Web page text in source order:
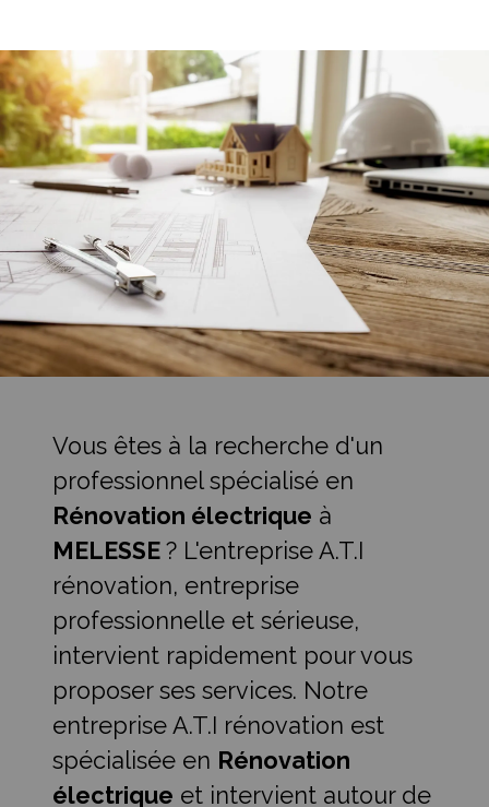
Vous êtes à la recherche d'un
professionnel spécialisé en
Rénovation électrique à
MELESSE ? L'entreprise A.T.I
rénovation, entreprise
professionnelle et sérieuse,
intervient rapidement pour vous
proposer ses services. Notre
entreprise A.T.I rénovation est
spécialisée en Rénovation
électrique et intervient autour de